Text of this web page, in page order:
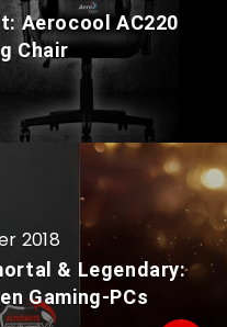
Aerocool AC220
Chair
2018
& Legendary:
Gaming-PCs